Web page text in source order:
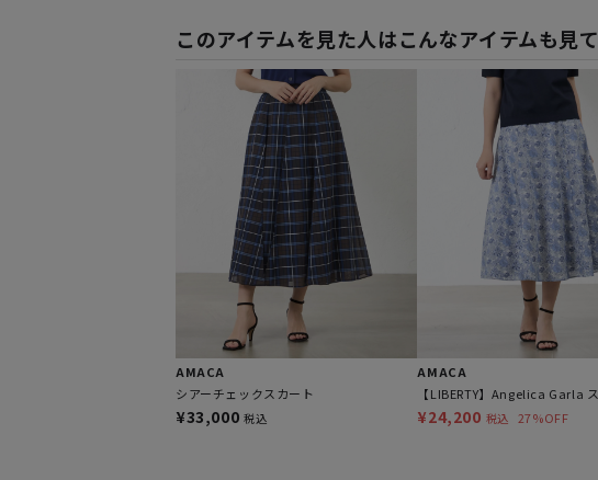
このアイテムを見た人はこんなアイテムも見
AMACA
シアーチェックスカート
¥33,000 税込
AMACA
【LIBERTY】Angelica Garla
¥24,200 税込 27%OFF